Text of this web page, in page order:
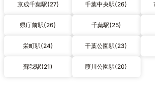
京成千葉駅(27) 千葉中央駅(26)
県庁前駅(26) 千葉駅(25)
栄町駅(24) 千葉公園駅(23)
蘇我駅(21) 葭川公園駅(20)